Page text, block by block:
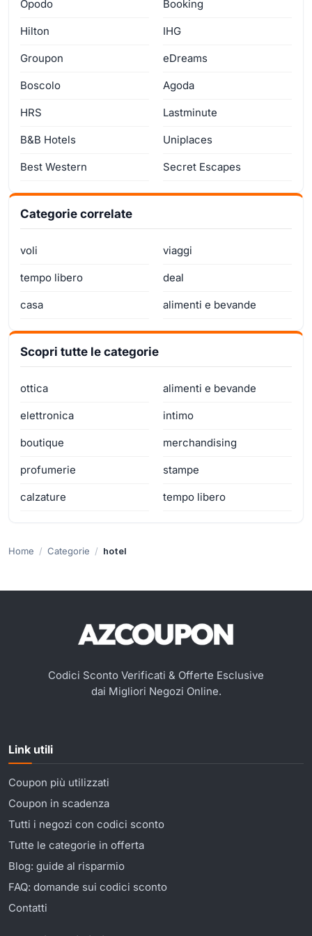
Opodo Booking
Hilton IHG
Groupon eDreams
Boscolo Agoda
HRS Lastminute
B&B Hotels Uniplaces
Best Western Secret Escapes
Categorie correlate
voli viaggi
tempo libero deal
casa alimenti e bevande
Scopri tutte le categorie
ottica alimenti e bevande
elettronica intimo
boutique merchandising
profumerie stampe
calzature tempo libero
Home Categorie hotel
Codici Sconto Verificati & Offerte Esclusive
dai Migliori Negozi Online.
Link utili
Coupon più utilizzati
Coupon in scadenza
Tutti i negozi con codici sconto
Tutte le categorie in offerta
Blog: guide al risparmio
FAQ: domande sui codici sconto
Contatti